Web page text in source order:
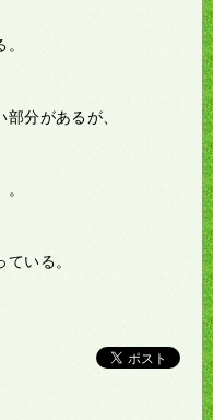
分があるが、
いる。